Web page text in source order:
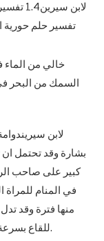
السمك من البحر
لابن
بشارة وقد تحتمل
كبير على صاحب
في المنام
منها فترة وقد
للقاع بسرعة وتقتل كما تسحب الفتنة الشديدة العبد فتهلكه.